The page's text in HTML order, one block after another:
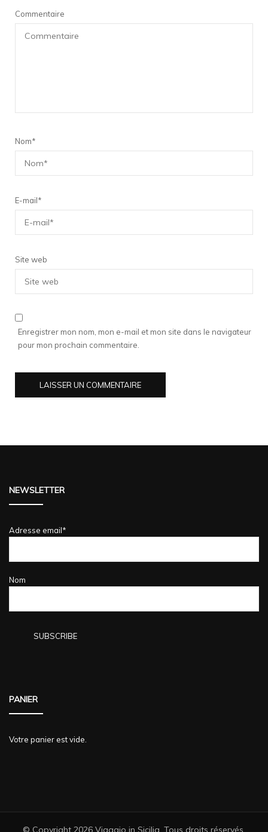
Commentaire
Nom*
E-mail*
Site web
Enregistrer mon nom, mon e-mail et mon site dans le navigateur
pour mon prochain commentaire.
NEWSLETTER
Adresse email*
Nom
PANIER
Votre panier est vide.
© Copyright 2026 Viaggio in Sicilia . Tous droits réservés.